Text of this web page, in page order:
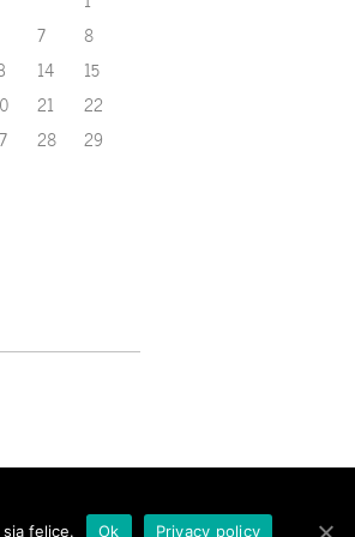
7
8
14
15
21
22
28
29
felice. Ok Privacy policy